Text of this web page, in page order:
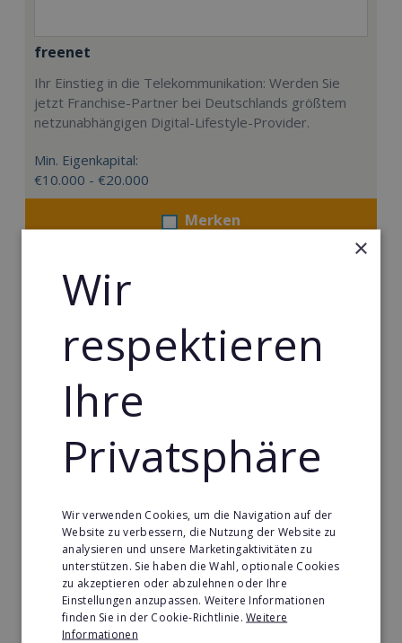
freenet
Ihr Einstieg in die Telekommunikation: Werden Sie
jetzt Franchise-Partner bei Deutschlands größtem
netzunabhängigen Digital-Lifestyle-Provider.
Min. Eigenkapital:
€10.000 - €20.000
Merken
Der führende Fachhändler für hochwertige
Einbauküchen sucht neue Partner.
Min. Eigenkapital:
25.000€
×
Wir
respektieren
Ihre
Privatsphäre
Wir verwenden Cookies, um die Navigation auf der
Website zu verbessern, die Nutzung der Website zu
analysieren und unsere Marketingaktivitäten zu
unterstützen. Sie haben die Wahl, optionale Cookies
zu akzeptieren oder abzulehnen oder Ihre
Einstellungen anzupassen. Weitere Informationen
finden Sie in der Cookie-Richtlinie.Weitere
Informationen